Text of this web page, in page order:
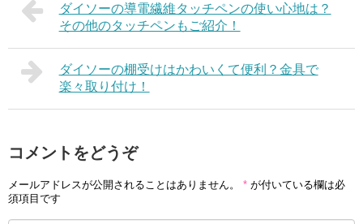
ダイソーの導電繊維タッチペンの使い心地は？
その他のタッチペンもご紹介！
ダイソーの棚受けはかわいくて便利？金具で
楽々取り付け！
コメントをどうぞ
メールアドレスが公開されることはありません。 * が付いている欄は必
須項目です